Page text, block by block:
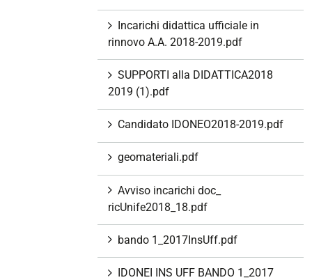
Incarichi didattica ufficiale in
rinnovo A.A. 2018-2019.pdf
SUPPORTI alla DIDATTICA2018
2019 (1).pdf
Candidato IDONEO2018-2019.pdf
geomateriali.pdf
Avviso incarichi doc_
ricUnife2018_18.pdf
bando 1_2017InsUff.pdf
IDONEI INS UFF BANDO 1_2017